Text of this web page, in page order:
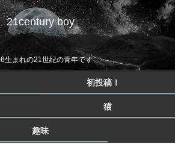
21century boy
生まれの21世紀の青年です
初投稿！
猫
趣味